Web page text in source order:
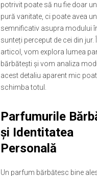
potrivit poate să nu fie doar
pură vanitate, ci poate avea
semnificativ asupra modului
sunteți perceput de cei din jur.
articol, vom explora lumea
bărbătești și vom analiza
acest detaliu aparent mic
schimba totul.
Parfumurile
și Identitatea
Personală
Un parfum bărbătesc bine